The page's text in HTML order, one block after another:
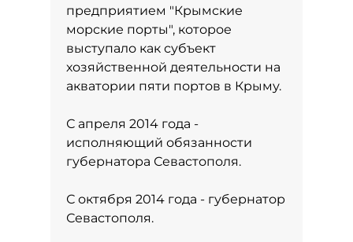
предприятием "Крымские
морские порты", которое
выступало как субъект
хозяйственной деятельности на
акватории пяти портов в Крыму.
С апреля 2014 года -
исполняющий обязанности
губернатора Севастополя.
С октября 2014 года - губернатор
Севастополя.